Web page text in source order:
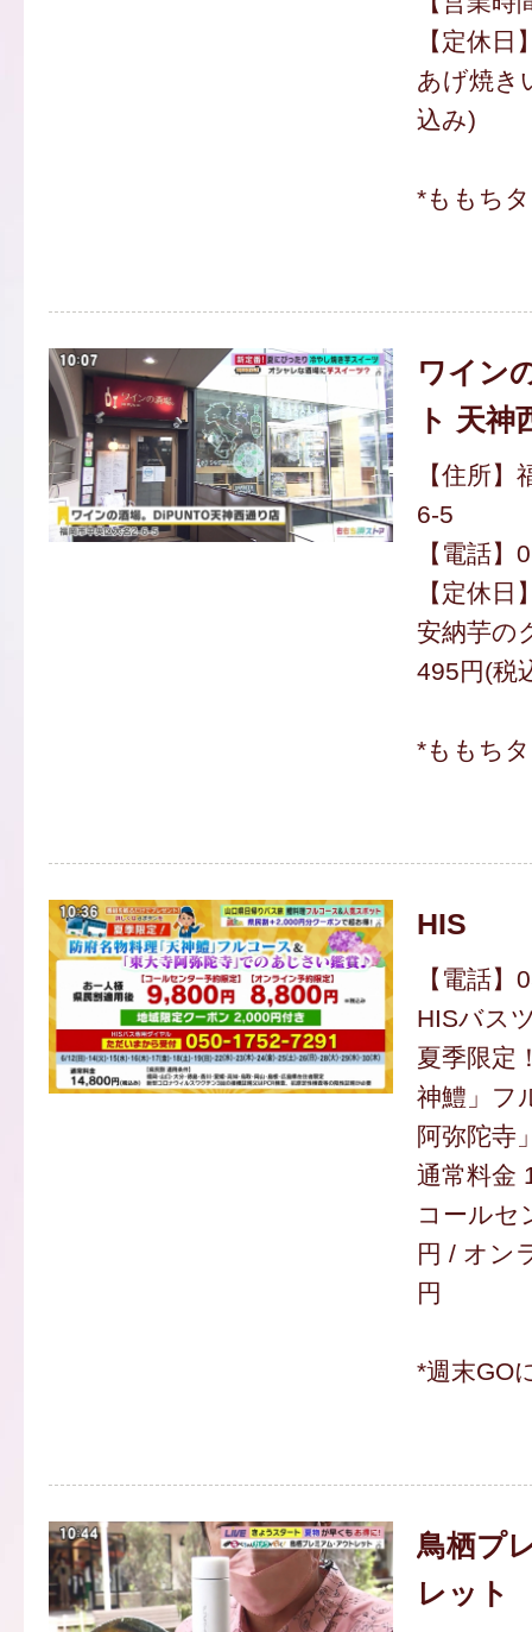
【定休日
あげ焼き
込み)
*ももち
ワイン
ト 天神
【住所
6-5
【電話
【定休日
安納芋の
495円(税
*ももち
HIS
【電話
HISバス
夏季限定
神鱧」フ
阿弥陀寺
通常料金
コールセ
円 / オン
円
*週末GO
鳥栖プ
レット